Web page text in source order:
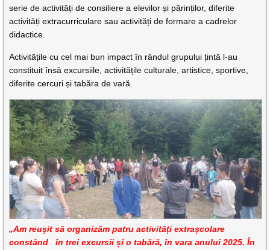
serie de activități de consiliere a elevilor și părinților, diferite
activități extracurriculare sau activități de formare a cadrelor
didactice.
Activitățile cu cel mai bun impact în rândul grupului țintă l-au
constituit însă excursiile, activitățile culturale, artistice, sportive,
diferite cercuri și tabăra de vară.
„Am reușit să organizăm patru activități extrașcolare
constând în trei excursii și o tabără, în vara anului 2025. În